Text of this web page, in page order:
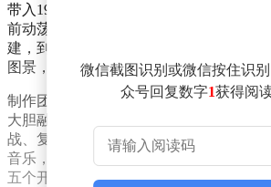
带入1915年至1965年间的五个关键历史
前动荡，到广岛吴市的工业崛起；从大
建，到静冈热海的泡沫经济，最终定格
图景，每个时代都承载着独特的文化印记
制作团队在保留《人中之龙》系列标志
大胆融入20世纪初黑色电影的视觉美学
战、复古西装与宽檐帽的角色造型，以
音乐，共同营造出别具一格的赛博朋克
五个开放世界区域均经过深度考据，从
微信截图识别或微信按住识
众号回复数字1获得阅